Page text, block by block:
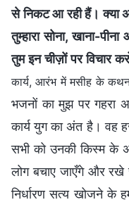
से निकट आ रही हैं। क्या
तुम्हारा सोना, खाना-
तुम इन चीज़ों पर विचार
कार्य, आरंभ में मसीह के
भजनों का मुझ पर गहरा
कार्य युग का अंत है। वह हर
सभी को उनकी किस्म के
लोग बचाए जाएँगे और रखे
निर्धारण सत्य खोजने के